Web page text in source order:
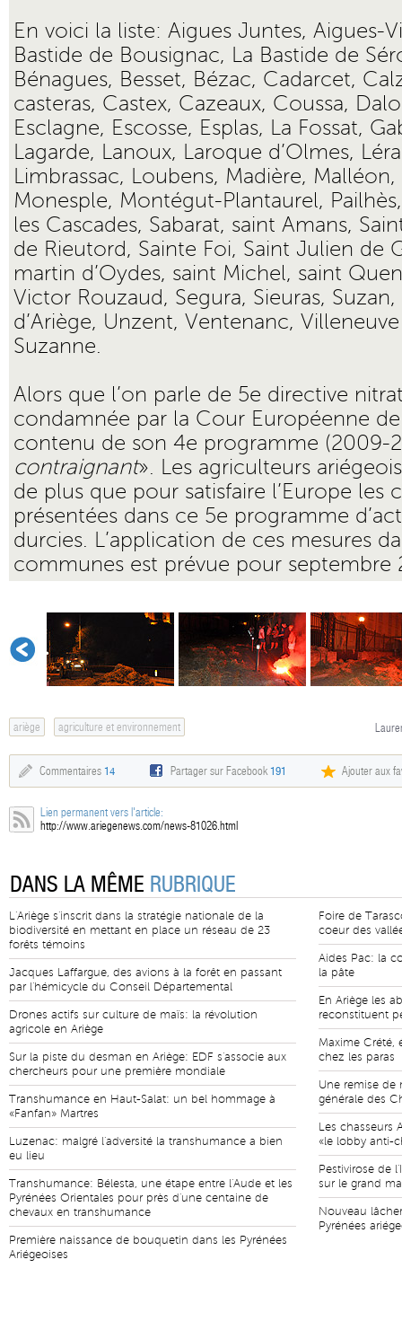
En voici la liste: Aigues Juntes, Aigues-
Bastide de Bousignac, La Bastide de
Bénagues, Besset, Bézac, Cadarcet,
casteras, Castex, Cazeaux, Coussa,
Esclagne, Escosse, Esplas, La Fossat,
Lagarde, Lanoux, Laroque d’Olmes,
Limbrassac, Loubens, Madière, Malléon,
Monesple, Montégut-Plantaurel,
les Cascades, Sabarat, saint Amans,
de Rieutord, Sainte Foi, Saint Julien de
martin d’Oydes, saint Michel, saint
Victor Rouzaud, Segura, Sieuras,
d’Ariège, Unzent, Ventenanc,
Suzanne.
Alors que l’on parle de 5e directive
condamnée par la Cour Européenne
contenu de son 4e programme (2009-
contraignant». Les agriculteurs
de plus que pour satisfaire l’Europe les
présentées dans ce 5e programme
durcies. L’application de ces mesures
communes est prévue pour septembre
ariège agriculture et environnement
Commentaires 14 Partager sur Facebook 191 Ajouter aux
Lien permanent vers l'article:
http://www.ariegenews.com/news-81026.html
DANS LA MÊME RUBRIQUE
L'Ariège s'inscrit dans la stratégie nationale de la
biodiversité en mettant en place un réseau de 23
forêts témoins
Jacques Laffargue, des avions à la forêt en passant
par l'hémicycle du Conseil Départemental
Drones actifs sur culture de maïs: la révolution
agricole en Ariège
Sur la piste du desman en Ariège: EDF s'associe aux
chercheurs pour une première mondiale
Transhumance en Haut-Salat: un bel hommage à
«Fanfan» Martres
Luzenac: malgré l'adversité la transhumance a bien
eu lieu
Transhumance: Bélesta, une étape entre l'Aude et les
Pyrénées Orientales pour près d'une centaine de
chevaux en transhumance
Première naissance de bouquetin dans les Pyrénées
Ariégeoises
Foire de
coeur des
Aides Pac: la
la pâte
En Ariège les
reconstituent
Maxime Crété,
chez les paras
Une remise de
générale des
Les chasseurs
«le lobby anti-
Pestivirose de
sur le grand
Nouveau
Pyrénées